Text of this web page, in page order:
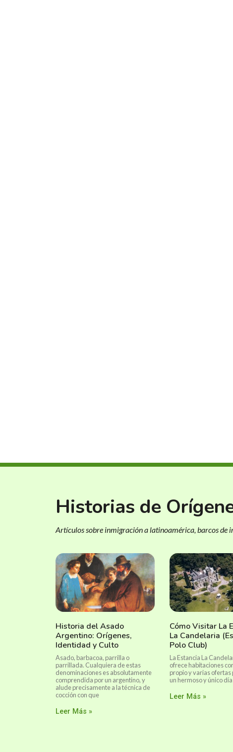
Historias de
Artículos sobre inmigración a latinoamérica, barcos de
Historia del Asado
Argentino: Orígenes,
Identidad y Culto
Asado, barbacoa, parrilla o
parrillada. Cualquiera de estas
denominaciones es absolutamente
comprendida por un argentino, y
alude precisamente a la técnica de
cocción con que
Leer Más »
Cómo Visitar La
La Candelaria
Polo Club)
La Estancia La
ofrece habitaciones
propio y varias ofertas
un hermoso y único
Leer Más »